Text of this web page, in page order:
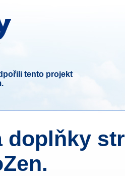
tento projekt
doplňky